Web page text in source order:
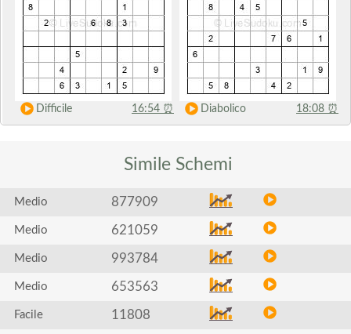
Difficile 16:54 ⏰ Diabolico 18:08 ⏰
Simile Schemi
Medio 877909
Medio 621059
Medio 993784
Medio 653563
Facile 11808